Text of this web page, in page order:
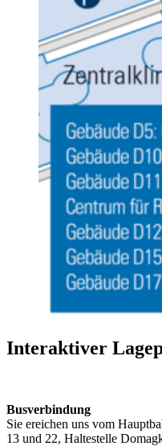
Interaktiver
Busverbindung
Sie ereichen uns vom
13 und 22, Haltestelle